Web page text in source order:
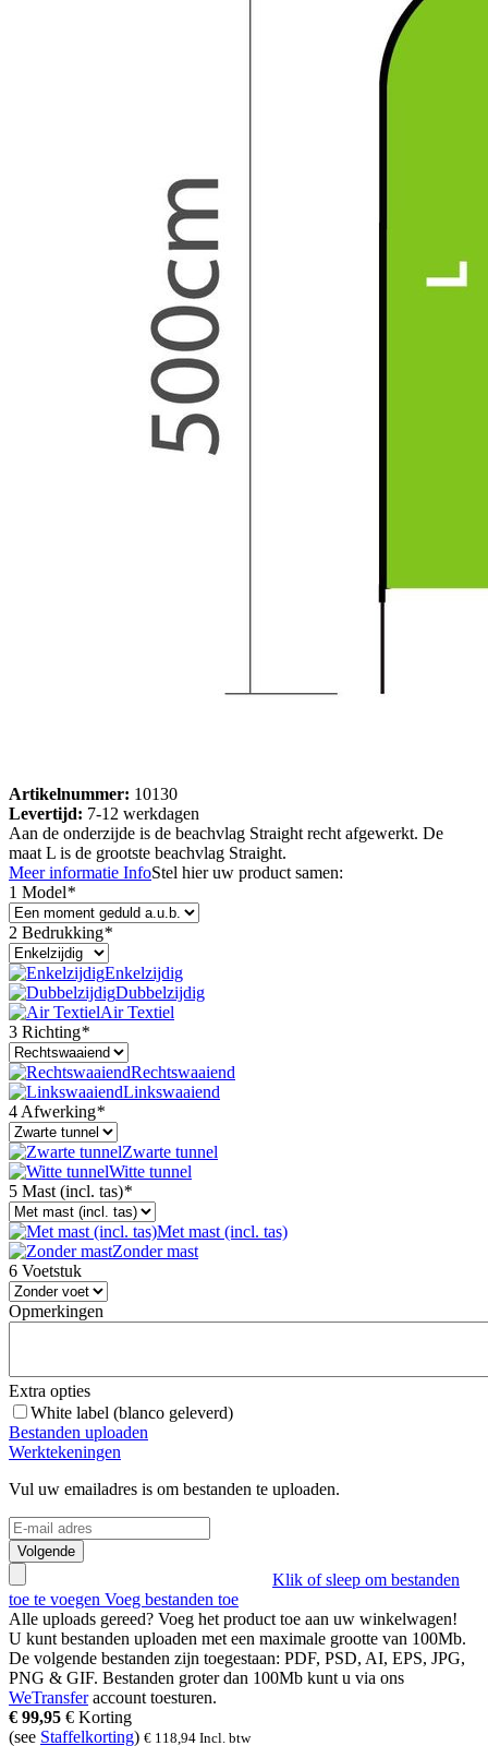
Artikelnummer: 10130
Levertijd: 7-12 werkdagen
Aan de onderzijde is de beachvlag Straight recht afgewerkt. De
maat L is de grootste beachvlag Straight.
Meer informatie InfoStel hier uw product samen:
1 Model*
2 Bedrukking*
Enkelzijdig
Dubbelzijdig
Air Textiel
3 Richting*
Rechtswaaiend
Linkswaaiend
4 Afwerking*
Zwarte tunnel
Witte tunnel
5 Mast (incl. tas)*
Met mast (incl. tas)
Zonder mast
6 Voetstuk
Opmerkingen
Extra opties
White label (blanco geleverd)
Bestanden uploaden
Werktekeningen
Vul uw emailadres is om bestanden te uploaden.
Volgende
Klik of sleep om bestanden
toe te voegen Voeg bestanden toe
Alle uploads gereed? Voeg het product toe aan uw winkelwagen!
U kunt bestanden uploaden met een maximale grootte van 100Mb.
De volgende bestanden zijn toegestaan: PDF, PSD, AI, EPS, JPG,
PNG & GIF. Bestanden groter dan 100Mb kunt u via ons
WeTransferaccount toesturen.
€ 99,95 € Korting
(see Staffelkorting) € 118,94 Incl. btw